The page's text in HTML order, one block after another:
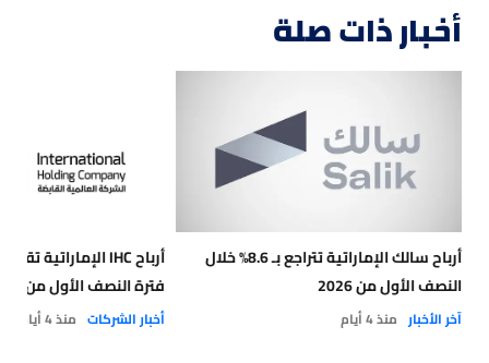
أخبار ذات صلة
أرباح سالك الإماراتية تتراجع بـ 8.6% خلال
النصف الأول من 2026
آخر الأخبار منذ 4 أيام
فترة النصف الأول من 2026
أخبار الشركات منذ 4 أيام